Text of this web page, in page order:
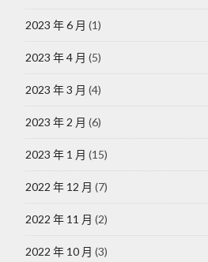
2023 年 6 月 (1)
2023 年 4 月 (5)
2023 年 3 月 (4)
2023 年 2 月 (6)
2023 年 1 月 (15)
2022 年 12 月 (7)
2022 年 11 月 (2)
2022 年 10 月 (3)